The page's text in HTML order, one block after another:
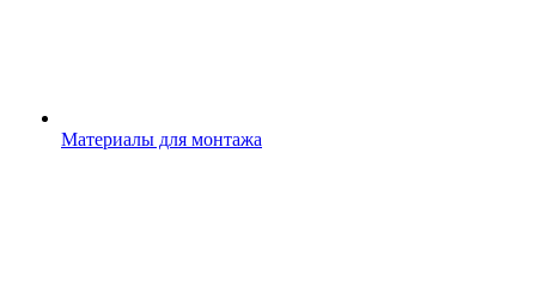
Материалы для монтажа